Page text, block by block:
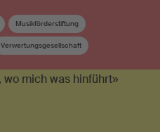
Musikförderstiftung
Verwertungsgesellschaft